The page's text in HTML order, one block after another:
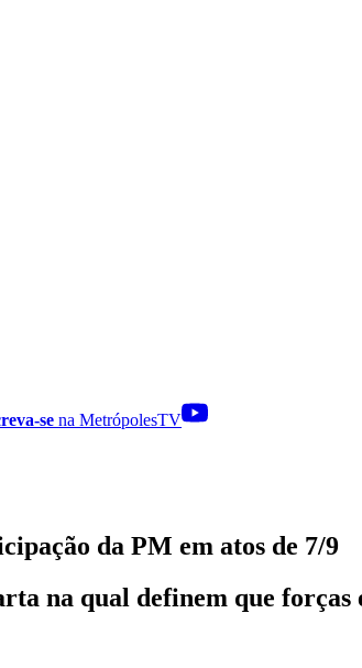
se na MetrópolesTV
da PM em atos de 7/9
na qual definem que